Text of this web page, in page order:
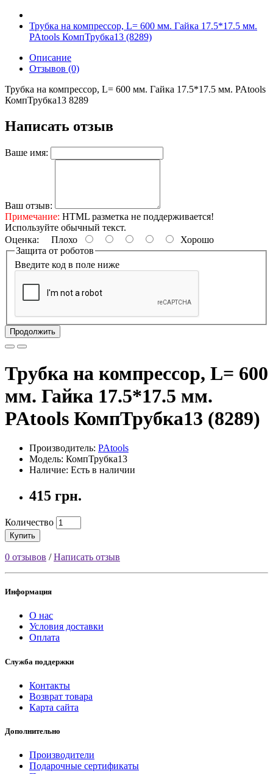
Трубка на компрессор, L= 600 мм. Гайка 17.5*17.5 мм.
PAtools КомпТрубка13 (8289)
Описание
Отзывов (0)
Трубка на компрессор, L= 600 мм. Гайка 17.5*17.5 мм. PAtools
КомпТрубка13 8289
Написать отзыв
Ваше имя:
Ваш отзыв:
Примечание: HTML разметка не поддерживается!
Используйте обычный текст.
Оценка: Плохо
Хорошо
Защита от роботов
Введите код в поле ниже
Продолжить
Трубка на компрессор, L= 600
мм. Гайка 17.5*17.5 мм.
PAtools КомпТрубка13 (8289)
Производитель: PAtools
Модель: КомпТрубка13
Наличие: Есть в наличии
415 грн.
Количество
Купить
0 отзывов /Написать отзыв
Информация
О нас
Условия доставки
Оплата
Служба поддержки
Контакты
Возврат товара
Карта сайта
Дополнительно
Производители
Подарочные сертификаты